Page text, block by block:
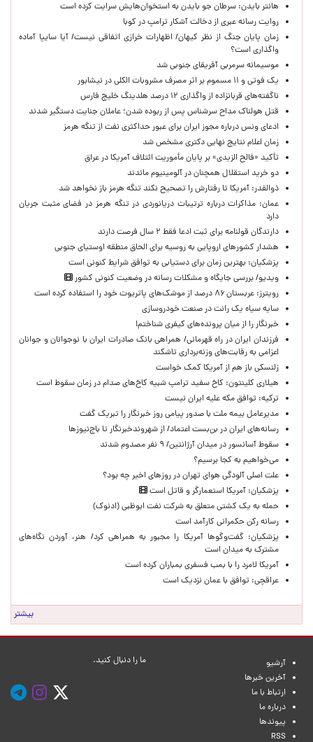
هانتر بایدن: سرطان جو بایدن به استخوان‌هایش سرایت کرده است
روایت رسانه عبری از دخالت آشکار ترامپ در کوبا
زمان پایان جنگ از نظر کیهان/ اظهارات خرازی اتفاقی نیست/ آیا سایپا آماده
واگذاری است؟
موسیمانه سرمربی آفریقای جنوبی شد
یک فوتی و ۱۱ مسموم بر اثر مصرف مشروبات الکلی در نیشابور
ناگفته‌های قربانزاده از واگذاری ۱۲ درصد هلدینگ خلیج فارس
قتل هولناک مداح سرشناس پس از ربوده شدن؛ عاملان جنایت دستگیر شدند
ادعای ونس درباره مجوز ایران برای عبور حداکثری نفت از تنگه هرمز
زمان اعلام نتایج نهایی دکتری مشخص شد
تأکید «فالح الزیدی» بر پایان مأموریت ائتلاف آمریکا در عراق
دو خرید استقلال همچنان در آلومینیوم ماندند
ذوالقدر: آمریکا تا رفتارش را تصحیح نکند تنگه هرمز باز نخواهد شد
عمان: مذاکرات درباره ترتیبات دریانوردی در تنگه هرمز در فضای مثبت جریان
دارد
دارندگان قولنامه برای ثبت ادعا فقط ۲ سال فرصت دارند
هشدار کشورهای اروپایی به روسیه برای الحاق منطقه اوستیای جنوبی
پزشکیان‌: بهترین زمان برای دستیابی به توافق شرایط کنونی است
ویدیو/ بررسی جایگاه و مشکلات رسانه در وضعیت کنونی کشور
رویترز: عربستان ۸۶ درصد از موشک‌های پاتریوت خود را استفاده کرده است
سایه سیاه یک رانت در صنعت خودروسازی
خبرنگار را از میان پرونده‌های کیفری شناختم!
​فرزندان ایران در راه قهرمانی/ همراهی بانک صادرات ایران با نوجوانان و جوانان
اعزامی به رقابت‌های وزنه‌برداری تاشکند
زلنسکی باز هم از آمریکا کمک خواست
هیلاری کلینتون: کاخ سفید ترامپ شبیه کاخ‌های صدام در زمان سقوط است
ترکیه: توافق مکه علیه ایران نیست
مدیرعامل بیمه ملت با صدور پیامی روز خبرنگار را تبریک گفت
رسانه‌های ایران در بن‌بست اعتماد/ از شهروندخبرنگار تا باج‌نیوزها
سقوط آسانسور در میدان آرژانتین/ ۹ نفر مصدوم شدند
می‌خواهیم به کجا برسیم؟
علت اصلی آلودگی هوای تهران در روزهای اخیر چه بود؟
پزشکیان: آمریکا استعمارگر و قاتل است
حمله به یک کشتی متعلق به شرکت نفت ابوظبی (ادنوک)
رسانه رکن حکمرانی کارآمد است
پزشکیان: گفت‌وگوها آمریکا را مجبور به همراهی کرد/ هنر، آوردن نگاه‌های
مشترک به میدان است
آمریکا لامرد را با بمب فسفری بمباران کرده است
عراقچی: توافق با عمان نزدیک است
بیشتر
آرشیو
آخرین خبرها
ارتباط با ما
درباره ما
پیوندها
RSS
ما را دنبال کنید.